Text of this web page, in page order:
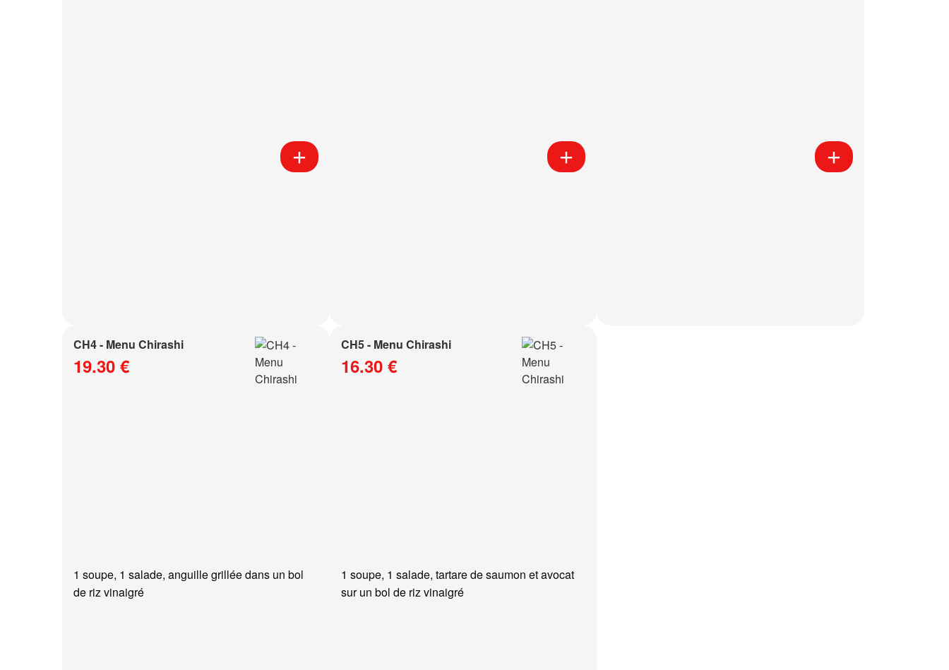
CH4 - Menu Chirashi
19.30 €
1 soupe, 1 salade, anguille grillée dans un bol
de riz vinaigré
CH5 - Menu Chirashi
16.30 €
1 soupe, 1 salade, tartare de saumon et avocat
sur un bol de riz vinaigré